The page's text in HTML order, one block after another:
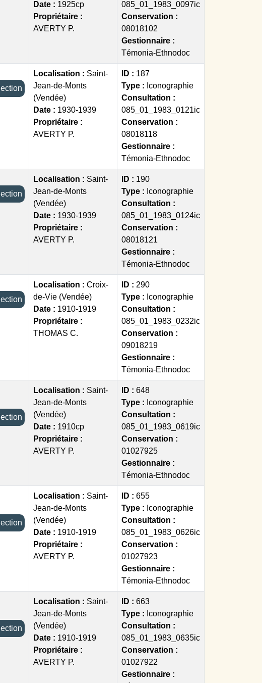
Date : 1925cp
Propriétaire :
AVERTY P.
085_01_1983_0097ic
Conservation :
08018102
Gestionnaire :
Témonia-Ethnodoc
selection
Localisation : Saint-
Jean-de-Monts
(Vendée)
Date : 1930-1939
Propriétaire :
AVERTY P.
ID : 187
Type : Iconographie
Consultation :
085_01_1983_0121ic
Conservation :
08018118
Gestionnaire :
Témonia-Ethnodoc
selection
Localisation : Saint-
Jean-de-Monts
(Vendée)
Date : 1930-1939
Propriétaire :
AVERTY P.
ID : 190
Type : Iconographie
Consultation :
085_01_1983_0124ic
Conservation :
08018121
Gestionnaire :
Témonia-Ethnodoc
selection
Localisation : Croix-
de-Vie (Vendée)
Date : 1910-1919
Propriétaire :
THOMAS C.
ID : 290
Type : Iconographie
Consultation :
085_01_1983_0232ic
Conservation :
09018219
Gestionnaire :
Témonia-Ethnodoc
selection
Localisation : Saint-
Jean-de-Monts
(Vendée)
Date : 1910cp
Propriétaire :
AVERTY P.
ID : 648
Type : Iconographie
Consultation :
085_01_1983_0619ic
Conservation :
01027925
Gestionnaire :
Témonia-Ethnodoc
selection
Localisation : Saint-
Jean-de-Monts
(Vendée)
Date : 1910-1919
Propriétaire :
AVERTY P.
ID : 655
Type : Iconographie
Consultation :
085_01_1983_0626ic
Conservation :
01027923
Gestionnaire :
Témonia-Ethnodoc
selection
Localisation : Saint-
Jean-de-Monts
(Vendée)
Date : 1910-1919
Propriétaire :
AVERTY P.
ID : 663
Type : Iconographie
Consultation :
085_01_1983_0635ic
Conservation :
01027922
Gestionnaire :